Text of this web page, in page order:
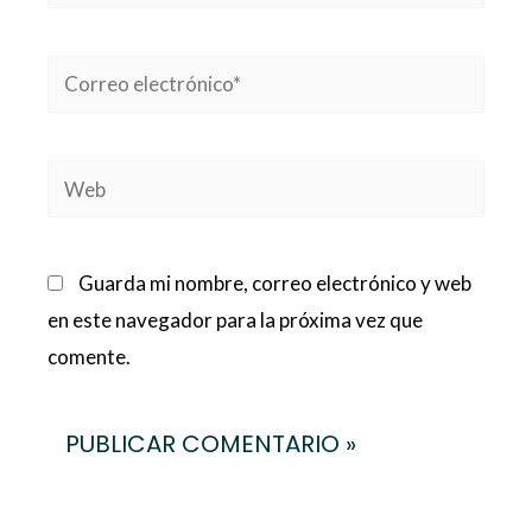
Correo
Web
Guarda mi nombre, correo electrónico y web
en este navegador para la próxima vez que
comente.